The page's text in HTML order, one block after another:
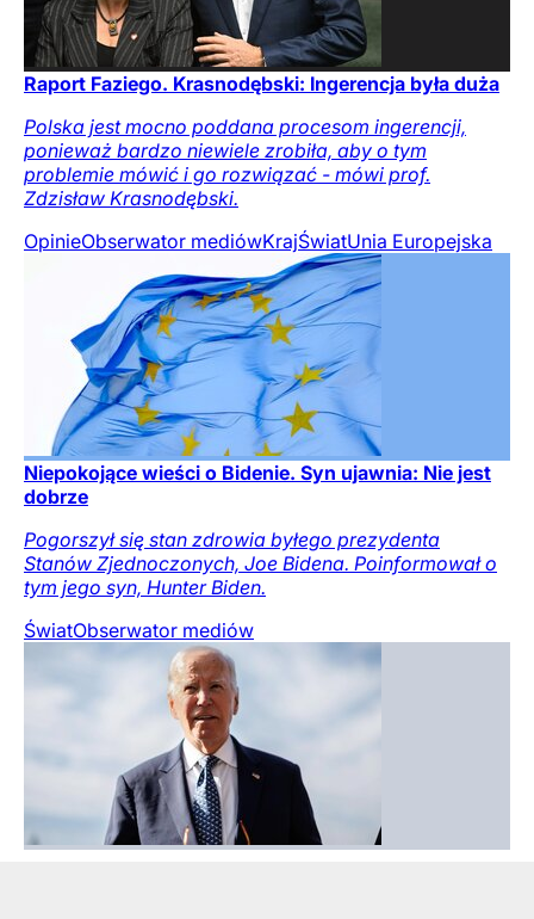
Raport Faziego. Krasnodębski: Ingerencja była duża
Polska jest mocno poddana procesom ingerencji,
ponieważ bardzo niewiele zrobiła, aby o tym
problemie mówić i go rozwiązać - mówi prof.
Zdzisław Krasnodębski.
OpinieObserwator mediówKrajŚwiatUnia Europejska
Niepokojące wieści o Bidenie. Syn ujawnia: Nie jest
dobrze
Pogorszył się stan zdrowia byłego prezydenta
Stanów Zjednoczonych, Joe Bidena. Poinformował o
tym jego syn, Hunter Biden.
ŚwiatObserwator mediów